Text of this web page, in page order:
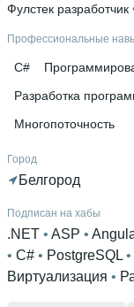
Фулстек разработчик
Профессиональные
C#
Разработка
Многопоточность
Город
Белгород
Подписан на хабы
.NET • ASP •
• C# • PostgreSQL •
Виртуализация •